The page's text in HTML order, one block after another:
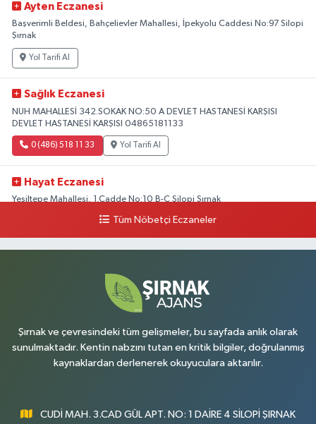
Ayten Eczanesi
Başverimli Beldesi, Bahçelievler Mahallesi, İpekyolu Caddesi No:97 Silopi
Şırnak
Yol Tarifi Al
Sağlık Eczanesi
NUH MAHALLESİ 342.SOKAK NO:50 A DEVLET HASTANESİ KARŞISI
DEVLET HASTANESİ KARŞISI 04865181133
0 (486) 518 11 33 Yol Tarifi Al
Hayat Eczanesi
Yeşiltepe Mahallesi, 1.Cadde No:10 B-C Silopi Şırnak
Yol Tarifi Al
Yenişehir Mahallesi, 8.Cadde No:53 A Silopi Şırnak
Yol Tarifi Al
Tüm Nöbetçi Eczaneler
Şırnak ve çevresindeki tüm gelişmeler, bu sayfada anlık olarak
sunulmaktadır. Kentin nabzını tutan en kritik bilgiler, doğrulanmış
kaynaklardan derlenerek okuyuculara aktarılır.
CUDİ MAH. 3.CAD GÜL APT. NO: 1 DAİRE 4 SİLOPİ ŞIRNAK